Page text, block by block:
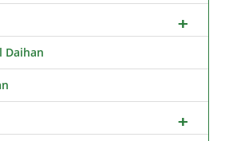
Daihan